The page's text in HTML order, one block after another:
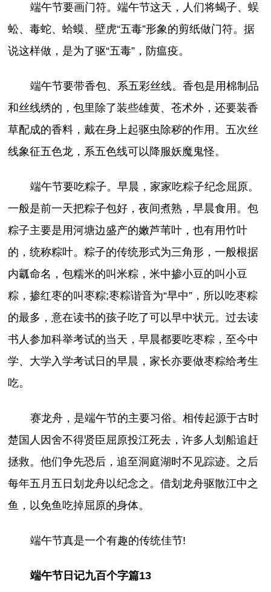
端午节要画门符。端午节这天，人们将蝎子、蜈
蚣、毒蛇、蛤蟆、壁虎“五毒”形象的剪纸做门符。据
说这样做，是为了驱“五毒”，防瘟疫。
端午节要带香包、系五彩丝线。香包是用棉制品
和丝线绣的，包里除了装些雄黄、苍术外，还要装香
草配成的香料，戴在身上起驱虫除秽的作用。五次丝
线象征五色龙，系五色线可以降服妖魔鬼怪。
端午节要吃粽子。早晨，家家吃粽子纪念屈原。
一般是前一天把粽子包好，夜间煮熟，早晨食用。包
粽子主要是用河塘边盛产的嫩芦苇叶，也有用竹叶
的，统称粽叶。粽子的传统形式为三角形，一般根据
内瓤命名，包糯米的叫米粽，米中掺小豆的叫小豆
粽，掺红枣的叫枣粽;枣粽谐音为“早中”，所以吃枣粽
的最多，意在读书的孩子吃了可以早中状元。过去读
书人参加科举考试的当天，早晨都要吃枣粽，至今中
学、大学入学考试日的早晨，家长亦要做枣粽给考生
吃。
赛龙舟，是端午节的主要习俗。相传起源于古时
楚国人因舍不得贤臣屈原投江死去，许多人划船追赶
拯救。他们争先恐后，追至洞庭湖时不见踪迹。之后
每年五月五日划龙舟以纪念之。借划龙舟驱散江中之
鱼，以免鱼吃掉屈原的身体。
端午节真是一个有趣的传统佳节!
端午节日记九百个字篇13